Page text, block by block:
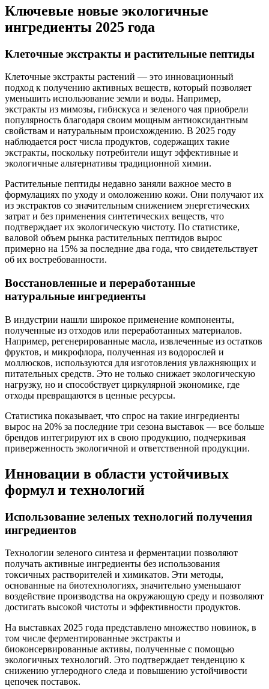
Ключевые новые экологичные
ингредиенты 2025 года
Клеточные экстракты и растительные пептиды
Клеточные экстракты растений — это инновационный
подход к получению активных веществ, который позволяет
уменьшить использование земли и воды. Например,
экстракты из мимозы, гибискуса и зеленого чая приобрели
популярность благодаря своим мощным антиоксидантным
свойствам и натуральным происхождению. В 2025 году
наблюдается рост числа продуктов, содержащих такие
экстракты, поскольку потребители ищут эффективные и
экологичные альтернативы традиционной химии.
Растительные пептиды недавно заняли важное место в
формулациях по уходу и омоложению кожи. Они получают их
из экстрактов со значительным снижением энергетических
затрат и без применения синтетических веществ, что
подтверждает их экологическую чистоту. По статистике,
валовой объем рынка растительных пептидов вырос
примерно на 15% за последние два года, что свидетельствует
об их востребованности.
Восстановленные и переработанные
натуральные ингредиенты
В индустрии нашли широкое применение компоненты,
полученные из отходов или переработанных материалов.
Например, регенерированные масла, извлеченные из остатков
фруктов, и микрофлора, полученная из водорослей и
моллюсков, используются для изготовления увлажняющих и
питательных средств. Это не только снижает экологическую
нагрузку, но и способствует циркулярной экономике, где
отходы превращаются в ценные ресурсы.
Статистика показывает, что спрос на такие ингредиенты
вырос на 20% за последние три сезона выставок — все больше
брендов интегрируют их в свою продукцию, подчеркивая
приверженность экологичной и ответственной продукции.
Инновации в области устойчивых
формул и технологий
Использование зеленых технологий получения
ингредиентов
Технологии зеленого синтеза и ферментации позволяют
получать активные ингредиенты без использования
токсичных растворителей и химикатов. Эти методы,
основанные на биотехнологиях, значительно уменьшают
воздействие производства на окружающую среду и позволяют
достигать высокой чистоты и эффективности продуктов.
На выставках 2025 года представлено множество новинок, в
том числе ферментированные экстракты и
биоконсервированные активы, полученные с помощью
экологичных технологий. Это подтверждает тенденцию к
снижению углеродного следа и повышению устойчивости
цепочек поставок.